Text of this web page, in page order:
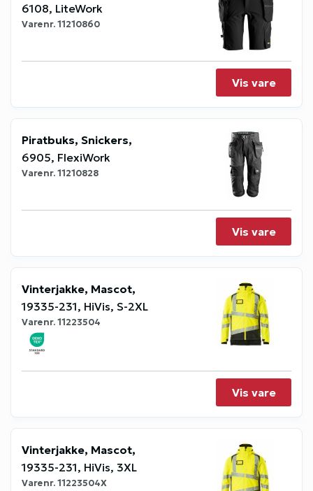
6108, LiteWork
Varenr.11210860
Vis vare
Piratbuks, Snickers,
6905, FlexiWork
Varenr.11210828
Vis vare
Vinterjakke, Mascot,
19335-231, HiVis, S-2XL
Varenr.11223504
Vis vare
Vinterjakke, Mascot,
19335-231, HiVis, 3XL
Varenr.11223504X